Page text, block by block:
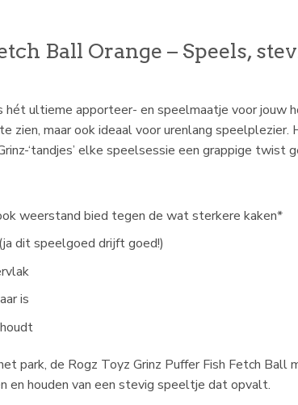
Ball Orange – Speels,
hét ultieme apporteer- en speelmaatje voor jouw
zien, maar ook ideaal voor urenlang
‘tandjes’ elke speelsessie een grappige twist
weerstand bied tegen de wat sterkere kaken*
dit speelgoed drijft goed!)
is
park, de Rogz Toyz Grinz Puffer Fish Fetch
en houden van een stevig speeltje dat opvalt.